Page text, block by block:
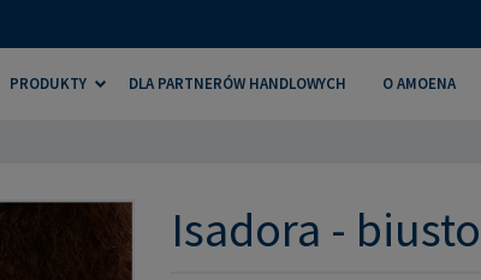
PRODUKTY DLA PARTNERÓW HANDLOWYCH O AMOENA
Isadora -